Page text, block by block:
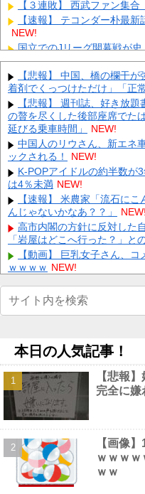
【３連敗】 西武ファン集合
【速報】 テコンダー朴最
NEW!
国立でのJリーグ開幕戦が
継＆劇的な試合展開でSNSで
F1ドライバー達の夏休み
に行くやついねえのか」との
中国、三峡ダムが全開放流
【動画】 町の中華料理屋さ
NEW!
ロシアさん、国民の財産を
【画像】 全身入れ墨の彫り
万再生されてしまうｗｗｗｗ
【悲報】 明日、飛田給とか
や????・・・・・・・・・
Powered by livedoor 相互
【悲報】 中国、橋の欄干
着剤でくっつけただけ」「正
【悲報】 週刊誌、好き放
の贅を尽くした後部座席でた
延びる乗車時間」
NEW!
中国人のリウさん、新エネ
ックされる！
NEW!
K-POPアイドルの約半数が
は4％未満 NEW!
【速報】 米農家「流石に
んじゃないかなあ？？」
NEW!
高市内閣の方針に反対した
「岩屋はどこへ行った？」
【動画】 巨乳女子さん、
ｗｗｗｗ NEW!
【画像】 影山優佳さん(25)
【画像】 女優・水崎綾女、
ンと立ってる NEW!
【朗報】日本の年金制度、
でなんとかなりそう他 NEW!
マジでこれだけは日本製じ
他 NEW!
【動画】 全裸女子のシャワ
なってしまうｗｗｗｗｗｗ
【画像】 こういう乳と付き
本日の人気記事！
【悲報
完全に
【画像
ｗｗｗ
ｗｗ